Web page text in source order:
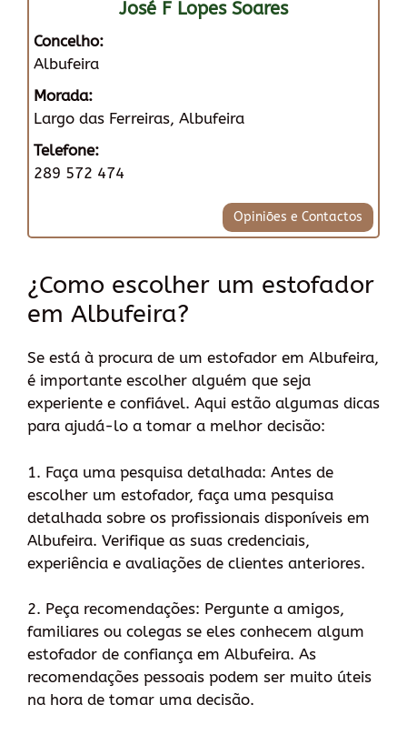
José F Lopes Soares
Concelho:
Albufeira
Morada:
Largo das Ferreiras, Albufeira
Telefone:
289 572 474
Opiniões e Contactos
¿Como escolher um estofador
em Albufeira?
Se está à procura de um estofador em Albufeira,
é importante escolher alguém que seja
experiente e confiável. Aqui estão algumas dicas
para ajudá-lo a tomar a melhor decisão:
1. Faça uma pesquisa detalhada: Antes de
escolher um estofador, faça uma pesquisa
detalhada sobre os profissionais disponíveis em
Albufeira. Verifique as suas credenciais,
experiência e avaliações de clientes anteriores.
2. Peça recomendações: Pergunte a amigos,
familiares ou colegas se eles conhecem algum
estofador de confiança em Albufeira. As
recomendações pessoais podem ser muito úteis
na hora de tomar uma decisão.